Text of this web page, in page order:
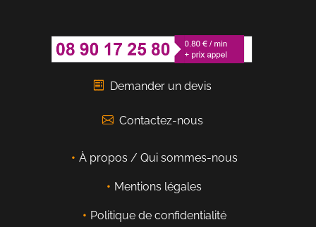
Demander un devis
Contactez-nous
À propos / Qui sommes-nous
Mentions légales
Politique de confidentialité